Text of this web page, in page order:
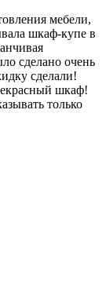
мебели,
шкаф-купе в
сделано очень
сделали!
шкаф!
только